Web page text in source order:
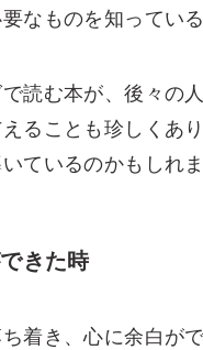
なものを知っている
読む本が、後々の
ることも珍しくあ
ているのかもしれま
きた時
着き、心に余白が